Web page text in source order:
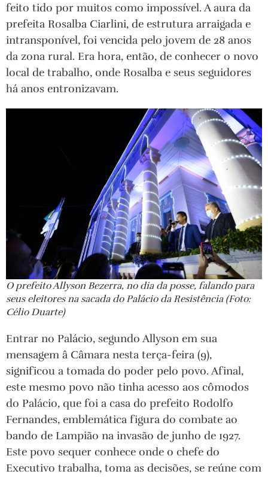
feito tido por muitos como impossível. A aura da
prefeita Rosalba Ciarlini, de estrutura arraigada e
intransponível, foi vencida pelo jovem de 28 anos
da zona rural. Era hora, então, de conhecer o novo
local de trabalho, onde Rosalba e seus seguidores
há anos entronizavam.
O prefeito Allyson Bezerra, no dia da posse, falando para
seus eleitores na sacada do Palácio da Resistência (Foto:
Célio Duarte)
Entrar no Palácio, segundo Allyson em sua
mensagem â Câmara nesta terça-feira (9),
significou a tomada do poder pelo povo. Afinal,
este mesmo povo não tinha acesso aos cômodos
do Palácio, que foi a casa do prefeito Rodolfo
Fernandes, emblemática figura do combate ao
bando de Lampião na invasão de junho de 1927.
Este povo sequer conhece onde o chefe do
Executivo trabalha, toma as decisões, se reúne com